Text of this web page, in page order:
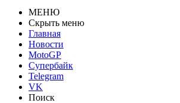
МЕНЮ
Скрыть меню
Главная
Новости
MotoGP
Супербайк
Telegram
VK
Поиск